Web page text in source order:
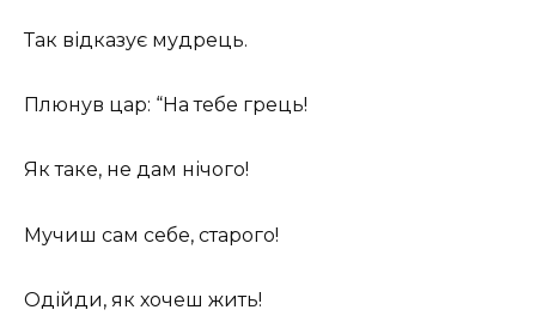
Так відказує мудрець.
Плюнув цар: “На тебе грець!
Як таке, не дам нічого!
Мучиш сам себе, старого!
Одійди, як хочеш жить!